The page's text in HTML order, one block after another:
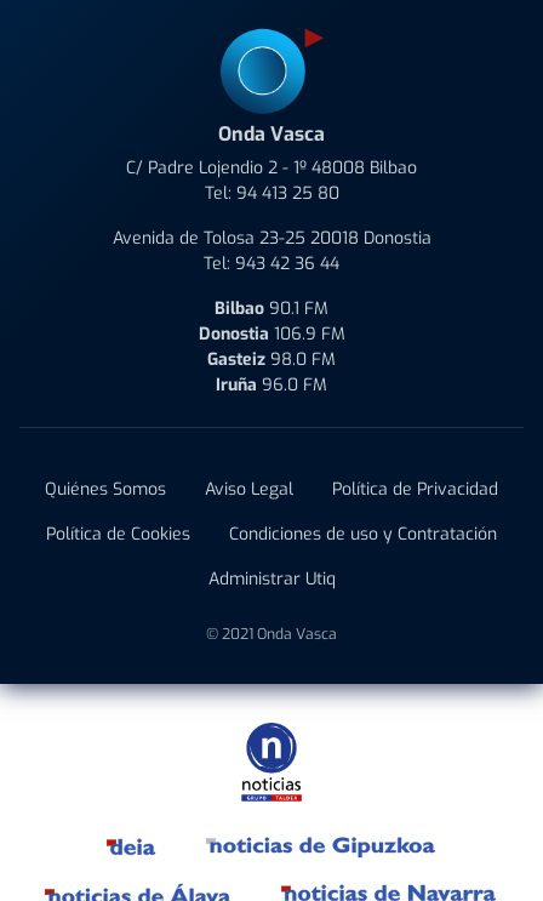
Onda Vasca
C/ Padre Lojendio 2 - 1º 48008 Bilbao
Tel: 94 413 25 80
Avenida de Tolosa 23-25 20018 Donostia
Tel: 943 42 36 44
Bilbao 90.1 FM
Donostia 106.9 FM
Gasteiz 98.0 FM
Iruña 96.0 FM
Quiénes Somos Aviso Legal
Política de Privacidad
Política de Cookies
Condiciones de uso y Contratación
Administrar Utiq
© 2021 Onda Vasca